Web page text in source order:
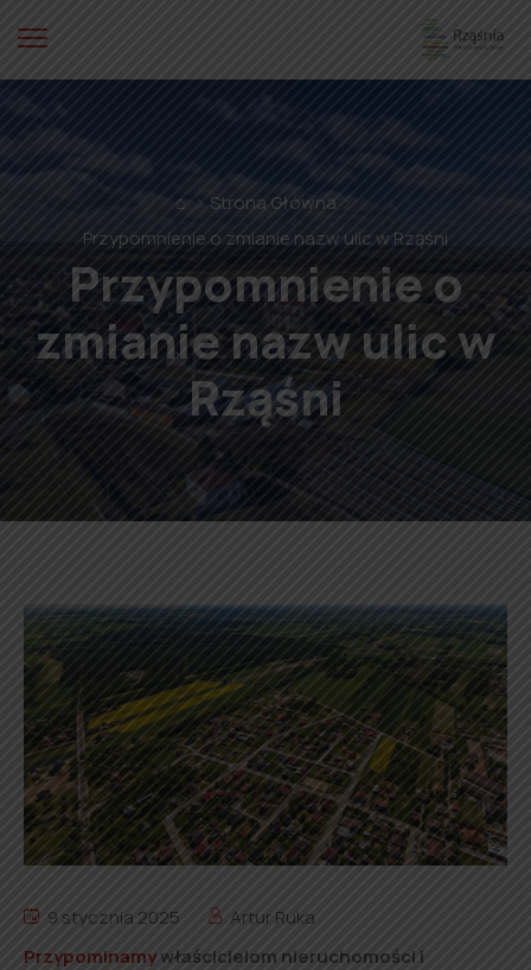
⌂
Strona Główna
Przypomnienie o zmianie nazw ulic w Rząśni
Przypomnienie o
zmianie nazw ulic w
Rząśni
9 stycznia 2025
Artur Ruka
Przypominamywłaścicielom nieruchomości i